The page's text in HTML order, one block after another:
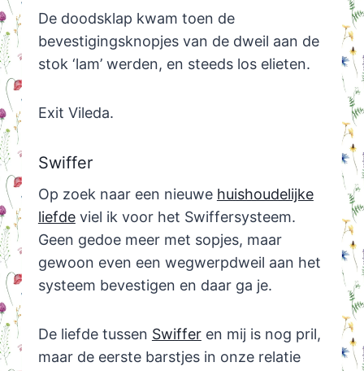
De doodsklap kwam toen de
bevestigingsknopjes van de dweil aan de
stok ‘lam’ werden, en steeds los elieten.
Exit Vileda.
Swiffer
Op zoek naar een nieuwe huishoudelijke
liefdeviel ik voor het Swiffersysteem.
Geen gedoe meer met sopjes, maar
gewoon even een wegwerpdweil aan het
systeem bevestigen en daar ga je.
De liefde tussen Swifferen mij is nog pril,
maar de eerste barstjes in onze relatie